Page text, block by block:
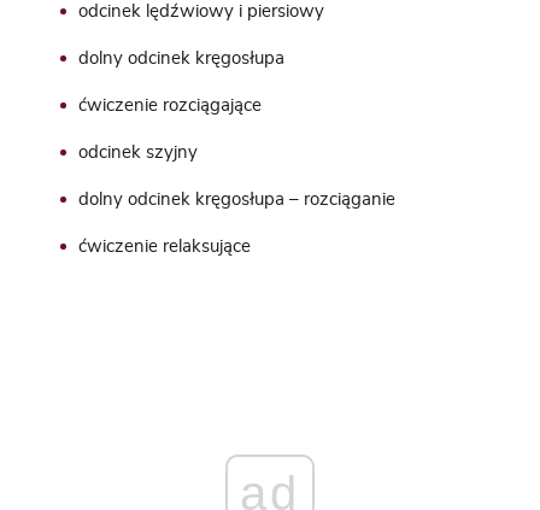
odcinek lędźwiowy i piersiowy
dolny odcinek kręgosłupa
ćwiczenie rozciągające
odcinek szyjny
dolny odcinek kręgosłupa – rozciąganie
ćwiczenie relaksujące
ad